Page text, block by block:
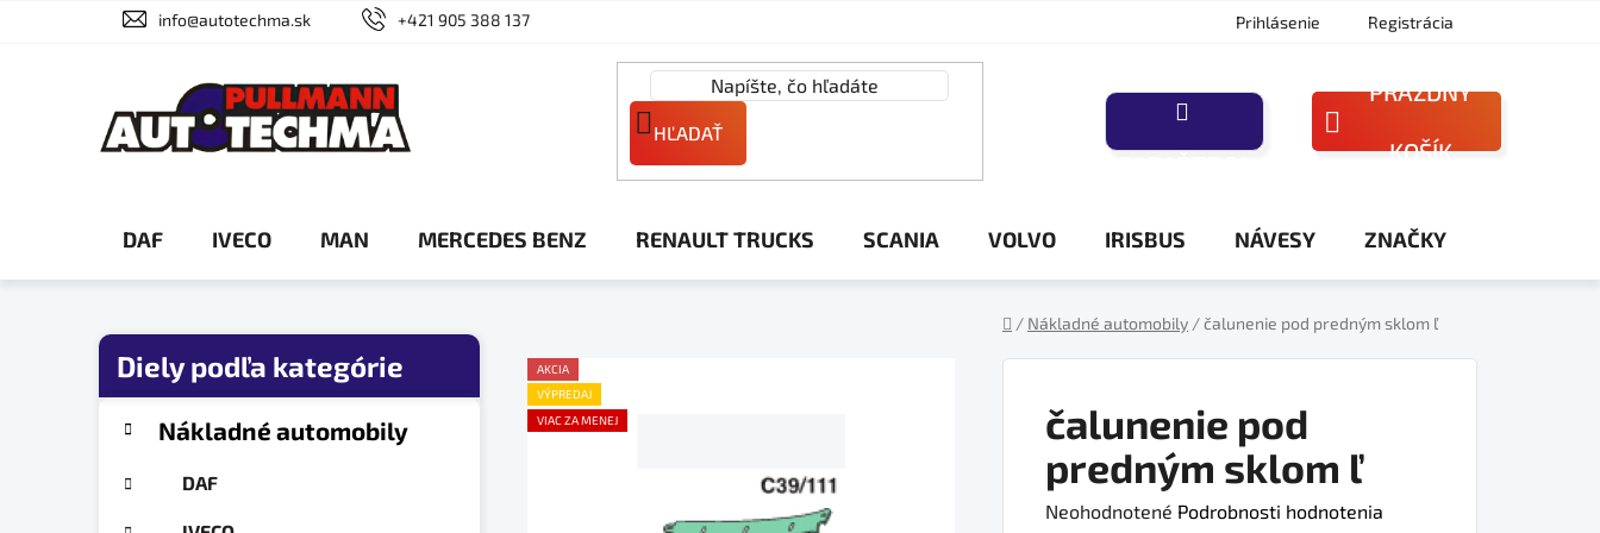
info@autotechma.sk +421 905 388 137 Prihlásenie Registrácia
HĽADAŤ
NÁKUPNÝ
PRÁZDNY
KOŠÍK
DAF IVECO MAN MERCEDES BENZ RENAULT TRUCKS SCANIA VOLVO IRISBUS NÁVESY ZNAČKY
/ Nákladné automobily /čalunenie pod predným sklom ľ
B
kategórieNákladné automobily
DAF
čalunenie pod
predným sklom ľ
Priemerné
Neohodnotené Podrobnosti hodnotenia
AKCIA
VÝPREDAJ
VIAC ZA MENEJ